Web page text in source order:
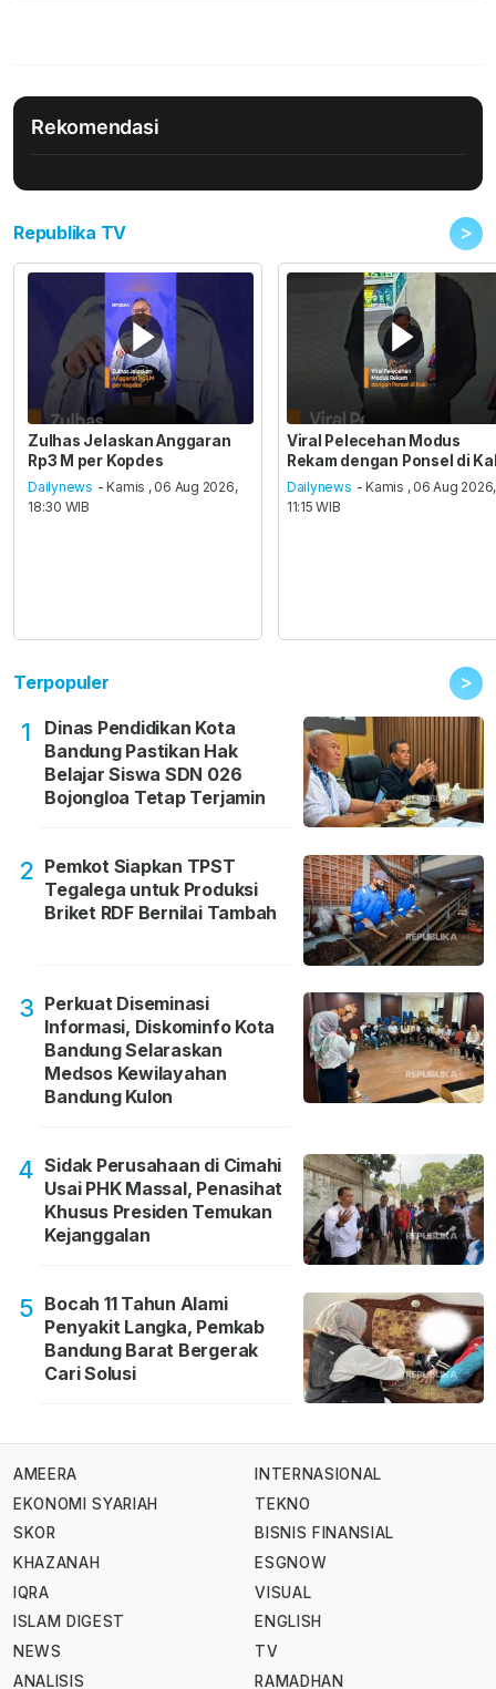
Rekomendasi
Republika TV >
Zulhas Jelaskan Anggaran
Rp3 M per Kopdes
Dailynews - Kamis , 06 Aug 2026,
18:30 WIB
Viral Pelecehan Modus
Rekam dengan Ponsel di
Dailynews - Kamis , 06 Aug 2026,
11:15 WIB
Terpopuler >
1
Dinas Pendidikan Kota
Bandung Pastikan Hak
Belajar Siswa SDN 026
Bojongloa Tetap Terjamin
2 Pemkot Siapkan TPST
Tegalega untuk Produksi
Briket RDF Bernilai Tambah
3 Perkuat Diseminasi
Informasi, Diskominfo Kota
Bandung Selaraskan
Medsos Kewilayahan
Bandung Kulon
4 Sidak Perusahaan di Cimahi
Usai PHK Massal, Penasihat
Khusus Presiden Temukan
Kejanggalan
5 Bocah 11 Tahun Alami
Penyakit Langka, Pemkab
Bandung Barat Bergerak
Cari Solusi
AMEERA
EKONOMI SYARIAH
SKOR
KHAZANAH
IQRA
ISLAM DIGEST
NEWS
ANALISIS
INTERNASIONAL
TEKNO
BISNIS FINANSIAL
ESGNOW
VISUAL
ENGLISH
TV
RAMADHAN